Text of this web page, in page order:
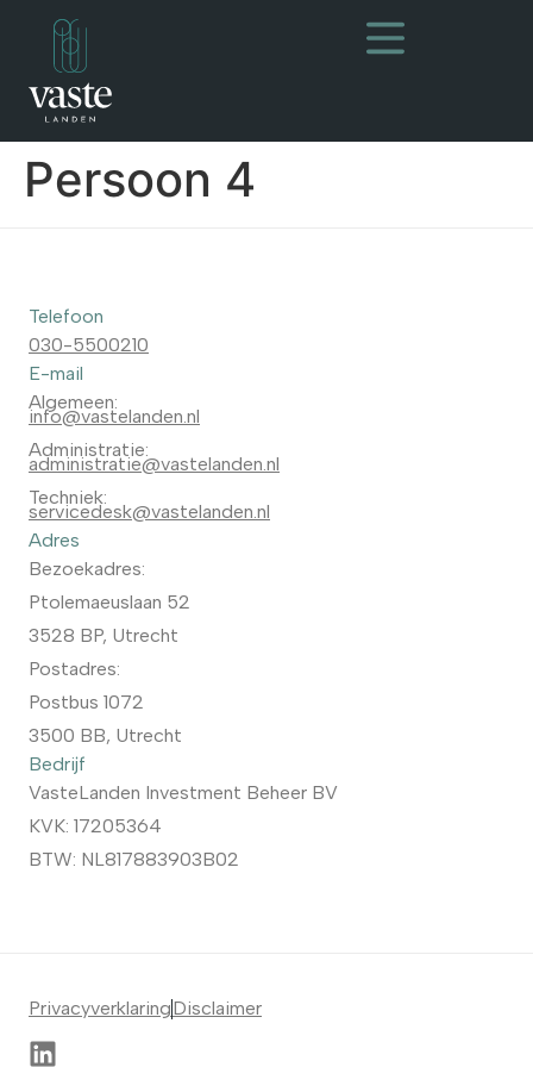
Persoon 4
Telefoon
030-5500210
E-mail
Algemeen:
info@vastelanden.nl
Administratie:
administratie@vastelanden.nl
Techniek:
servicedesk@vastelanden.nl
Adres
Bezoekadres:
Ptolemaeuslaan 52
3528 BP, Utrecht
Postadres:
Postbus 1072
3500 BB, Utrecht
Bedrijf
VasteLanden Investment Beheer BV
KVK: 17205364
BTW: NL817883903B02
PrivacyverklaringDisclaimer